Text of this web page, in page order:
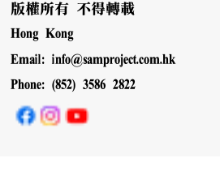
版權所有 不得轉載
Hong Kong
Email: info@samproject.com.hk
Phone: (852) 3586 2822